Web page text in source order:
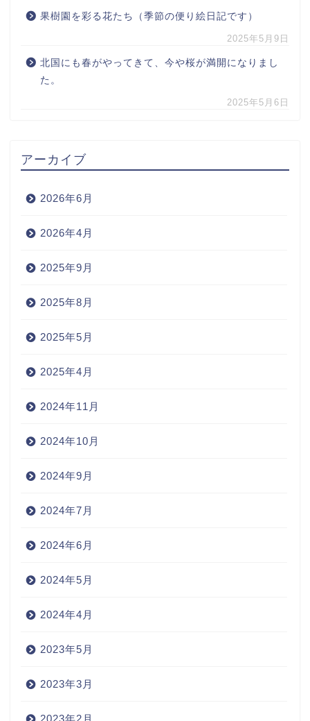
果樹園を彩る花たち（季節の便り絵日記です）
2025年5月9日
北国にも春がやってきて、今や桜が満開になりまし
た。
2025年5月6日
アーカイブ
2026年6月
2026年4月
2025年9月
2025年8月
2025年5月
2025年4月
2024年11月
2024年10月
2024年9月
2024年7月
2024年6月
2024年5月
2024年4月
2023年5月
2023年3月
2023年2月